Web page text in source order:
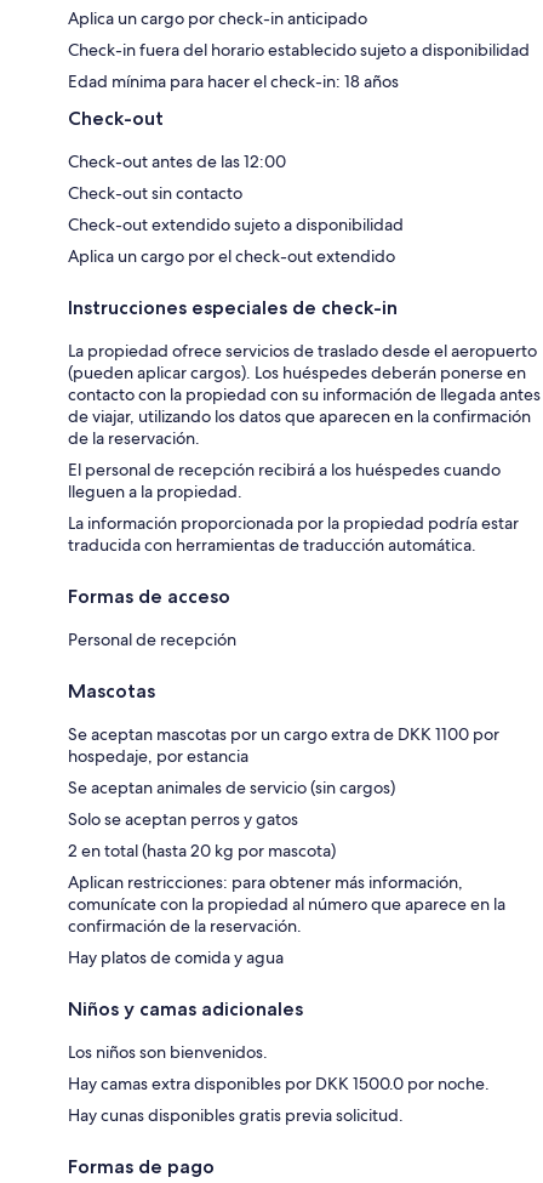
Aplica un cargo por check-in anticipado
Check-in fuera del horario establecido sujeto a disponibilidad
Edad mínima para hacer el check-in: 18 años
Check-out
Check-out antes de las 12:00
Check-out sin contacto
Check-out extendido sujeto a disponibilidad
Aplica un cargo por el check-out extendido
Instrucciones especiales de check-in
La propiedad ofrece servicios de traslado desde el aeropuerto
(pueden aplicar cargos). Los huéspedes deberán ponerse en
contacto con la propiedad con su información de llegada antes
de viajar, utilizando los datos que aparecen en la confirmación
de la reservación.
El personal de recepción recibirá a los huéspedes cuando
lleguen a la propiedad.
La información proporcionada por la propiedad podría estar
traducida con herramientas de traducción automática.
Formas de acceso
Personal de recepción
Mascotas
Se aceptan mascotas por un cargo extra de DKK 1100 por
hospedaje, por estancia
Se aceptan animales de servicio (sin cargos)
Solo se aceptan perros y gatos
2 en total (hasta 20 kg por mascota)
Aplican restricciones: para obtener más información,
comunícate con la propiedad al número que aparece en la
confirmación de la reservación.
Hay platos de comida y agua
Niños y camas adicionales
Los niños son bienvenidos.
Hay camas extra disponibles por DKK 1500.0 por noche.
Hay cunas disponibles gratis previa solicitud.
Formas de pago